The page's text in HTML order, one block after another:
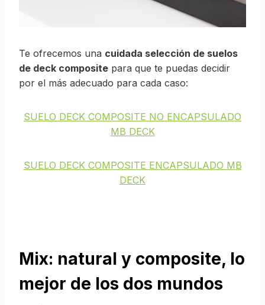
Te ofrecemos una cuidada selección de suelos
de deck composite para que te puedas decidir
por el más adecuado para cada caso:
SUELO DECK COMPOSITE NO ENCAPSULADO
MB DECK
SUELO DECK COMPOSITE ENCAPSULADO MB
DECK
Mix: natural y composite, lo
mejor de los dos mundos